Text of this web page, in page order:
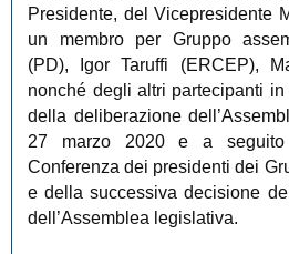
Presidente, del Vicepresidente
un membro per Gruppo
(PD), Igor Taruffi (ERCEP),
nonché degli altri partecipanti
della deliberazione
27 marzo 2020 e a
Conferenza dei presidenti dei
e della successiva decisione
dell’Assemblea legislativa.